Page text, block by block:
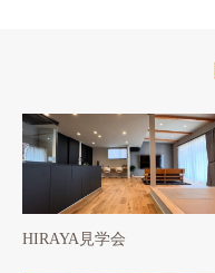
HIRAYA見学会